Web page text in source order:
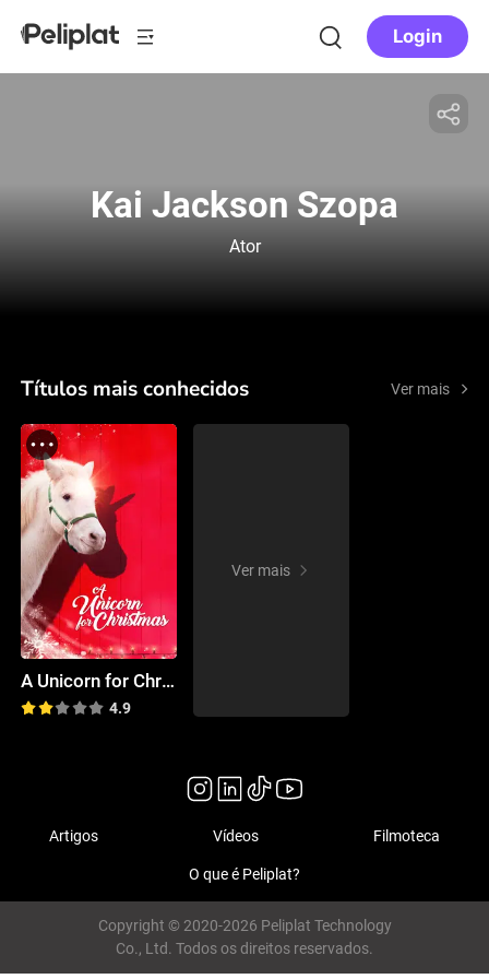
Login
Kai Jackson Szopa
Ator
Títulos mais conhecidos Ver mais
A Unicorn for Christmas
4.9
Ver mais
Artigos Vídeos Filmoteca
O que é Peliplat?
Copyright © 2020-2026 Peliplat Technology
Co., Ltd. Todos os direitos reservados.